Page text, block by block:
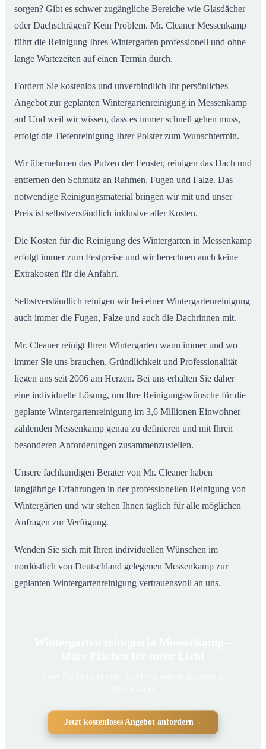
sorgen? Gibt es schwer zugängliche Bereiche wie Glasdächer
oder Dachschrägen? Kein Problem. Mr. Cleaner Messenkamp
führt die Reinigung Ihres Wintergarten professionell und ohne
lange Wartezeiten auf einen Termin durch.
Fordern Sie kostenlos und unverbindlich Ihr persönliches
Angebot zur geplanten Wintergartenreinigung in Messenkamp
an! Und weil wir wissen, dass es immer schnell gehen muss,
erfolgt die Tiefenreinigung Ihrer Polster zum Wunschtermin.
Wir übernehmen das Putzen der Fenster, reinigen das Dach und
entfernen den Schmutz an Rahmen, Fugen und Falze. Das
notwendige Reinigungsmaterial bringen wir mit und unser
Preis ist selbstverständlich inklusive aller Kosten.
Die Kosten für die Reinigung des Wintergarten in Messenkamp
erfolgt immer zum Festpreise und wir berechnen auch keine
Extrakosten für die Anfahrt.
Selbstverständlich reinigen wir bei einer Wintergartenreinigung
auch immer die Fugen, Falze und auch die Dachrinnen mit.
Mr. Cleaner reinigt Ihren Wintergarten wann immer und wo
immer Sie uns brauchen. Gründlichkeit und Professionalität
liegen uns seit 2006 am Herzen. Bei uns erhalten Sie daher
eine individuelle Lösung, um Ihre Reinigungswünsche für die
geplante Wintergartenreinigung im 3,6 Millionen Einwohner
zählenden Messenkamp genau zu definieren und mit Ihren
besonderen Anforderungen zusammenzustellen.
Unsere fachkundigen Berater von Mr. Cleaner haben
langjährige Erfahrungen in der professionellen Reinigung von
Wintergärten und wir stehen Ihnen täglich für alle möglichen
Anfragen zur Verfügung.
Wenden Sie sich mit Ihren individuellen Wünschen im
nordöstlich von Deutschland gelegenen Messenkamp zur
geplanten Wintergartenreinigung vertrauensvoll an uns.
Jetzt kostenloses Angebot anfordern→